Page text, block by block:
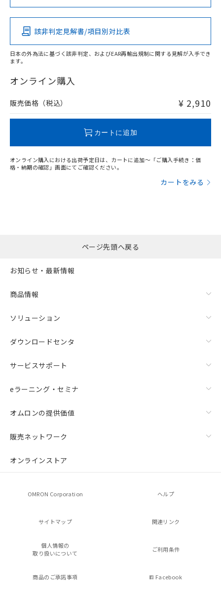
Pb Hg Cd Cr(VI)
O
在庫等で未対応品が混在する可能性があります。
問い合わせください。
この製品の規格認証/適合状況ページへ
その他の認証はこちらのページからご検索ください
該非判定見解書/項目別対比表
日本の外為法に基づく該非判定、およびEAR再輸出規制に関する見解が入手でき
ます。
オンライン購入
販売価格（税込） ¥ 2,910
カートに追加
オンライン購入における出荷予定日は、カートに追加～「ご購入手続き：価
格・納期の確認」画面にてご確認ください。
カートをみる
ページ先頭へ戻る
お知らせ・最新情報
商品情報
ソリューション
ダウンロードセンタ
サービスサポート
eラーニング・セミナ
オムロンの提供価値
販売ネットワーク
オンラインストア
OMRON Corporation ヘルプ
サイトマップ 関連リンク
個人情報の
取り扱いについて
ご利用条件
商品のご承諾事項 Facebook